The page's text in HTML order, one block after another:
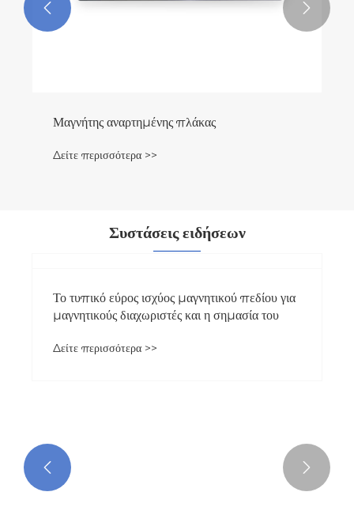
Μαγνητικός διαχωριστής σταυρού ιμάντα
Δείτε περισσότερα >>
 
Συστάσεις ειδήσεων
Φωτογραφία συρταριού σίδερου
 